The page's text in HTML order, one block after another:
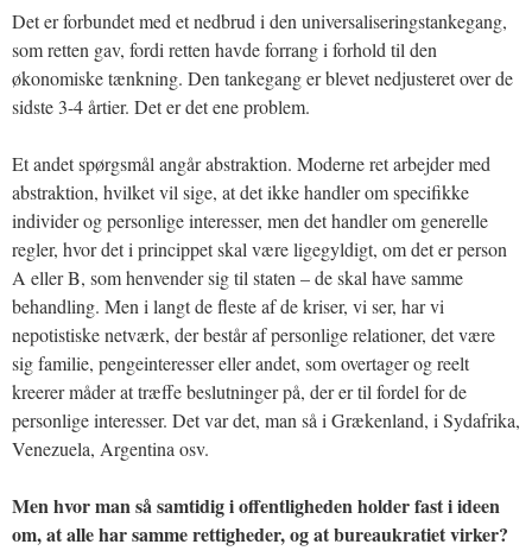
Det er forbundet med et nedbrud i den universaliseringstankegang,
som retten gav, fordi retten havde forrang i forhold til den
økonomiske tænkning. Den tankegang er blevet nedjusteret over de
sidste 3-4 årtier. Det er det ene problem.
Et andet spørgsmål angår abstraktion. Moderne ret arbejder med
abstraktion, hvilket vil sige, at det ikke handler om specifikke
individer og personlige interesser, men det handler om generelle
regler, hvor det i princippet skal være ligegyldigt, om det er person
A eller B, som henvender sig til staten – de skal have samme
behandling. Men i langt de fleste af de kriser, vi ser, har vi
nepotistiske netværk, der består af personlige relationer, det være
sig familie, pengeinteresser eller andet, som overtager og reelt
kreerer måder at træffe beslutninger på, der er til fordel for de
personlige interesser. Det var det, man så i Grækenland, i Sydafrika,
Venezuela, Argentina osv.
Men hvor man så samtidig i offentligheden holder fast i ideen
om, at alle har samme rettigheder, og at bureaukratiet virker?